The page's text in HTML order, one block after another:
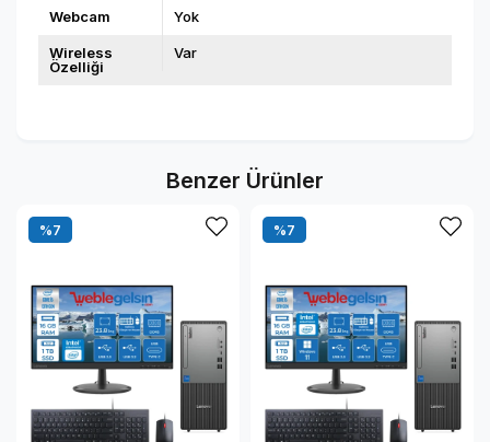
Webcam Yok
Wireless
Özelliği
Var
Benzer Ürünler
%7 %7